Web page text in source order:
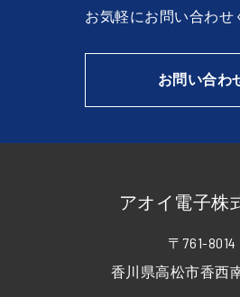
お気軽にお問い合わせ
お問い合わ
アオイ電子株
〒761-8014
香川県高松市香西